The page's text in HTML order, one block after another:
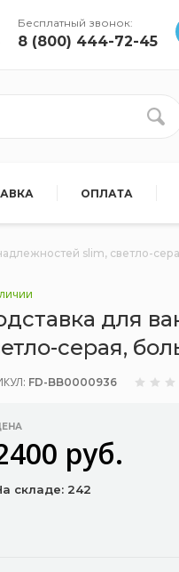
Бесплатный звонок:
8 (800) 444-72-45
ОПЛАТА
slim, светло-
для
серая,
FD-BB0000936
руб.
складе: 242